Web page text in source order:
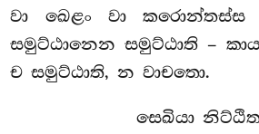
වා ඛෙළං වා කරොන්තස්ස
සමුට්ඨානෙන සමුට්ඨාති –
ච සමුට්ඨාති, න වාචතො.
සෙඛියා